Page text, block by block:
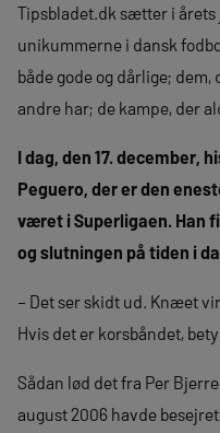
Tipsbladet.dk sætter i
unikummerne i dansk
både gode og dårlige;
andre har; de kampe, der
I dag, den 17. december,
Peguero, der er den
været i Superligaen. Han
og slutningen på tiden i
– Det ser skidt ud. Knæet
Hvis det er korsbåndet,
Sådan lød det fra Per
august 2006 havde